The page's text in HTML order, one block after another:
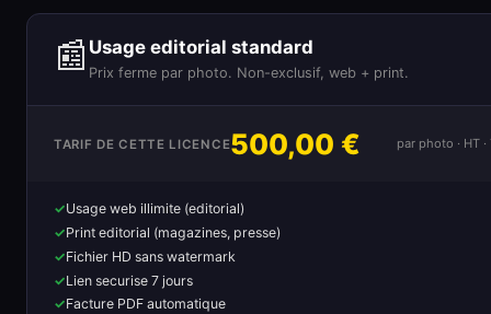
📰 Usage editorial standard
Prix ferme par photo. Non-exclusif, web + print.
TARIF DE CETTE LICENCE500,00 € par photo · HT
Usage web illimite (editorial)
Print editorial (magazines, presse)
Fichier HD sans watermark
Lien securise 7 jours
Facture PDF automatique